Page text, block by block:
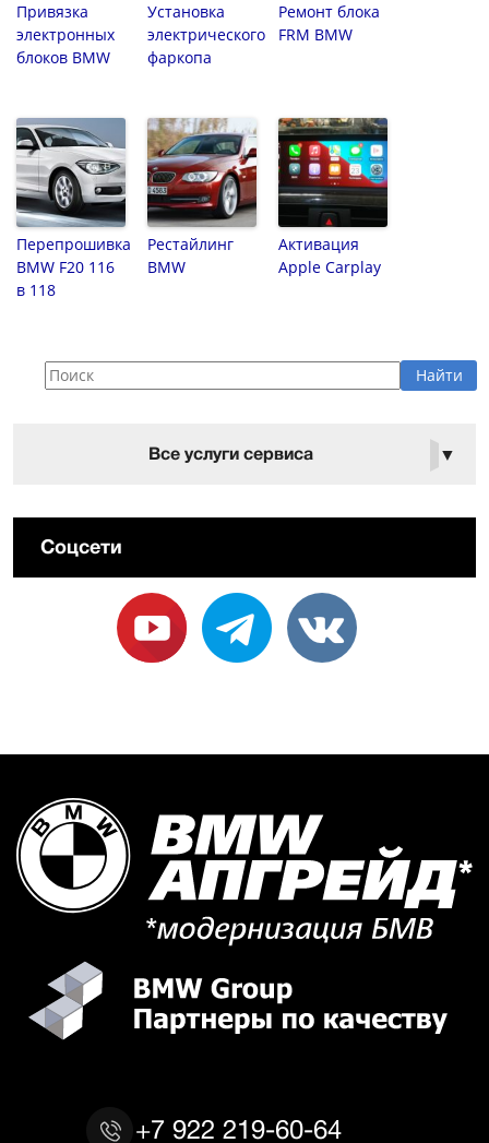
Привязка
электронных
блоков BMW
Установка
электрического
фаркопа
Ремонт блока
FRM BMW
Перепрошивка
BMW F20 116
в 118
Рестайлинг
BMW
Активация
Apple Carplay
Все услуги сервиса ▼
Соцсети
+7 922 219-60-64